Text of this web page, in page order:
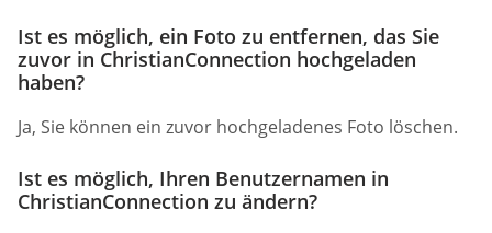
Ist es möglich, ein Foto zu entfernen, das Sie
zuvor in ChristianConnection hochgeladen
haben?
Ja, Sie können ein zuvor hochgeladenes Foto löschen.
Ist es möglich, Ihren Benutzernamen in
ChristianConnection zu ändern?